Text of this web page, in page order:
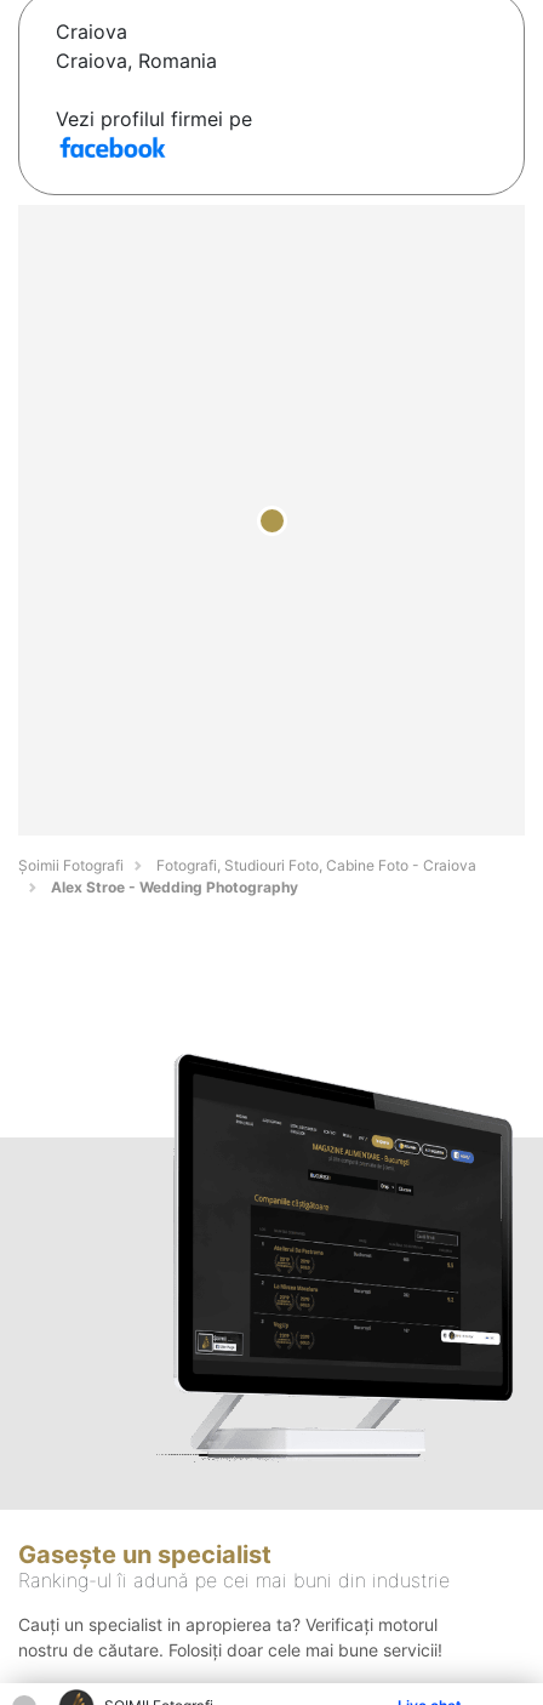
Craiova
Craiova, Romania
Vezi profilul firmei pe
Șoimii Fotografi
Fotografi, Studiouri Foto, Cabine Foto - Craiova
Alex Stroe - Wedding Photography
Gasește un specialist
Ranking-ul îi adună pe cei mai buni din industrie
Cauți un specialist in apropierea ta? Verificați motorul
nostru de căutare. Folosiți doar cele mai bune servicii!